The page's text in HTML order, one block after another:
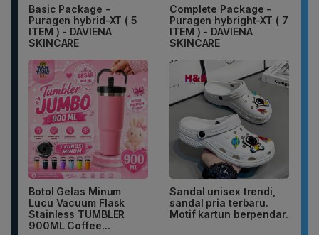
Basic Package -
Puragen hybrid-XT ( 5
ITEM ) - DAVIENA
SKINCARE
Complete Package -
Puragen hybright-XT ( 7
ITEM ) - DAVIENA
SKINCARE
Botol Gelas Minum
Lucu Vacuum Flask
Stainless TUMBLER
900ML Coffee...
Sandal unisex trendi,
sandal pria terbaru.
Motif kartun berpendar.